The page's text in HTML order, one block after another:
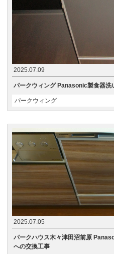
2025.07.09
パークウィング Panasonic製食器
パークウィング
2025.07.05
パークハウス木々津田沼前原
への交換工事